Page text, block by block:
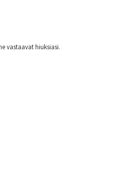
vastaavat hiuksiasi.